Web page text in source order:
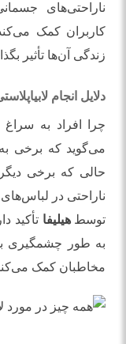
ناراحتی‌های
کاربران کمک
زندگی آن‌ها تأثیر
دلایل انجام
چرا افراد به سراغ
می‌گوید که برخی به
حالی که برخی
ناراحتی در
توسطهیلیفاتأکید
به طور چشمگیری
مخاطبان کمک می‌کند